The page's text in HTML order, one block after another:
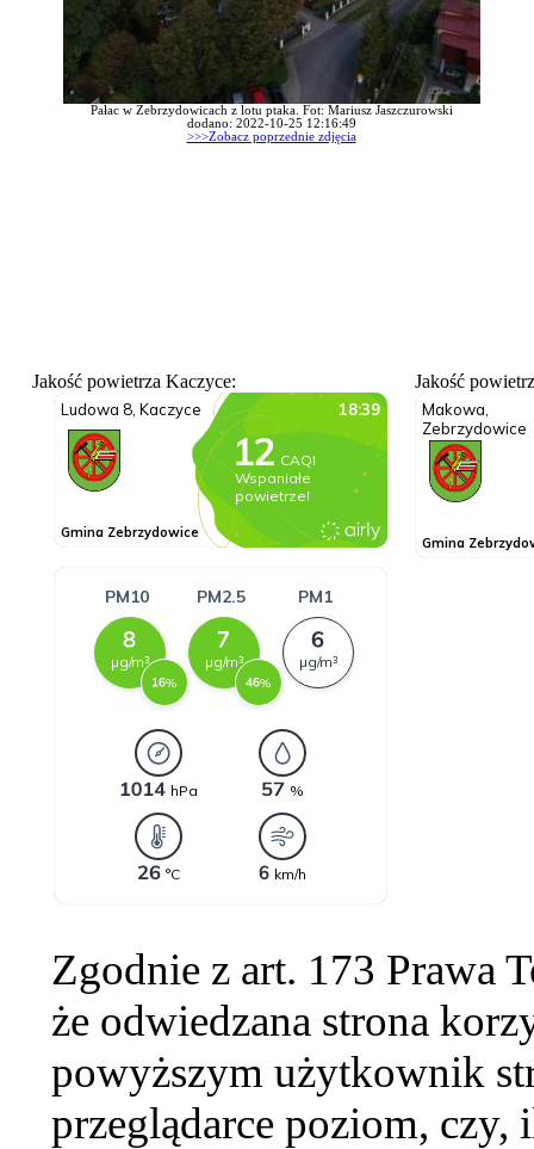
Pałac w Zebrzydowicach z lotu ptaka. Fot: Mariusz Jaszczurowski
dodano: 2022-10-25 12:16:49
>>>Zobacz poprzednie zdjęcia
Jakość powietrza Kaczyce: Jakość
Zgodnie z art. 173 Prawa
że odwiedzana strona
powyższym użytkownik
przeglądarce poziom,